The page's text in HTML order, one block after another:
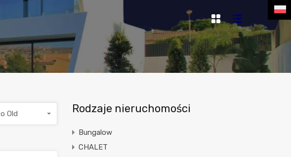
Old Rodzaje nieruchomości
Bungalow
CHALET